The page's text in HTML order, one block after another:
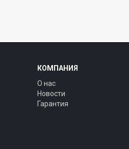
КОМПАНИЯ
О нас
Новости
Гарантия